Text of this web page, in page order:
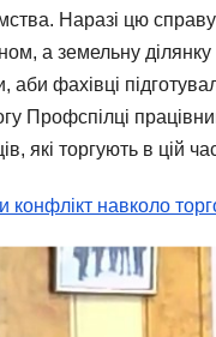
Наразі цю
а земельну ділянку
фахівці
Профспілці
які торгують в цій
конфлікт навколо